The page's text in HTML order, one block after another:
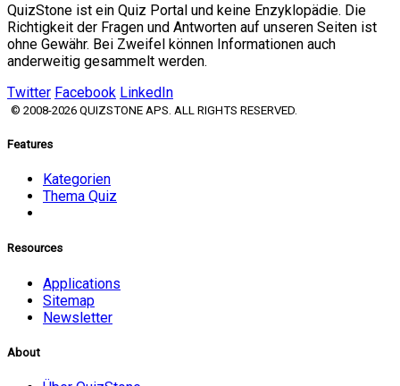
QuizStone ist ein Quiz Portal und keine Enzyklopädie. Die
Richtigkeit der Fragen und Antworten auf unseren Seiten ist
ohne Gewähr. Bei Zweifel können Informationen auch
anderweitig gesammelt werden.
Twitter Facebook LinkedIn
© 2008-2026 QUIZSTONE APS. ALL RIGHTS RESERVED.
Features
Kategorien
Thema Quiz
Resources
Applications
Sitemap
Newsletter
About